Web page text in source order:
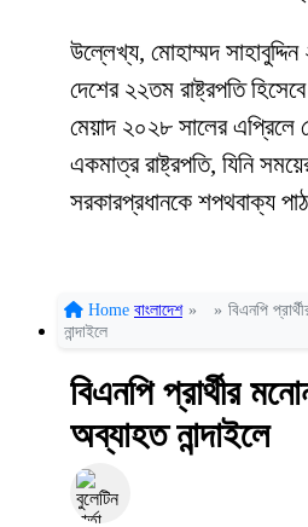
উল্লেখ্য, মোহাম্মদ
দেশের ২২তম রাষ্ট্রপতি
মেয়াদ ২০২৮ সালের এপ্রিলে
একমাত্র রাষ্ট্রপতি, যিনি
সরকারপ্রধানকে শপথবাক্য
Home বাংলাদেশ » » বিএনপি
নান্দাইলে
বিএনপি প্রার্থীর
অব্যাহত নান্দাইলে